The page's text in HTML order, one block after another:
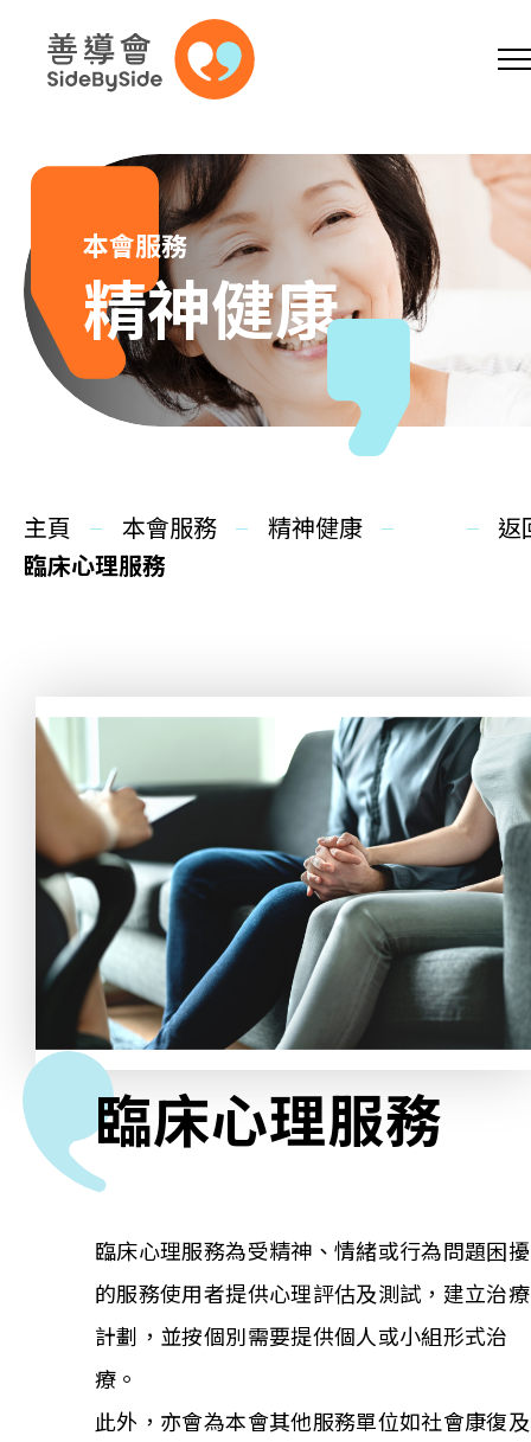
跳到內容（按回車鍵）
A EN繁 简
主頁
更生同行
社區教育
多元共融
社區連繫
同你講故事
慈善活動
其他活動及消息
相關報導
關於本會
本會服務
精神健康
主頁 本會服務
精神健康
臨床心理服務
返
臨床心理服務
臨床心理服務為受精神、情緒或行為問題困擾
的服務使用者提供心理評估及測試，建立治療
計劃，並按個別需要提供個人或小組形式治
療。
此外，亦會為本會其他服務單位如社會康復及